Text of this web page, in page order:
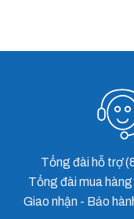
Tổng đài hỗ trợ
Tổng đài mua
Giao nhận - Bảo